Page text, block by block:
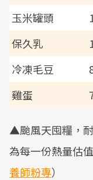
玉米罐頭
保久乳
冷凍毛豆
雞蛋
▲颱風天囤糧，
為每一份熱量估
養師粉專）